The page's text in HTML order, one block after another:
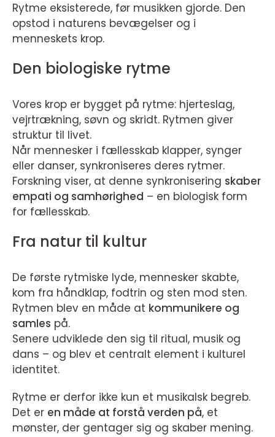
Rytme eksisterede, før musikken gjorde. Den
opstod i naturens bevægelser og i
menneskets krop.
Den biologiske rytme
Vores krop er bygget på rytme: hjerteslag,
vejrtrækning, søvn og skridt. Rytmen giver
struktur til livet.
Når mennesker i fællesskab klapper, synger
eller danser, synkroniseres deres rytmer.
Forskning viser, at denne synkronisering skaber
empati og samhørighed – en biologisk form
for fællesskab.
Fra natur til kultur
De første rytmiske lyde, mennesker skabte,
kom fra håndklap, fodtrin og sten mod sten.
Rytmen blev en måde at kommunikere og
samles på.
Senere udviklede den sig til ritual, musik og
dans – og blev et centralt element i kulturel
identitet.
Rytme er derfor ikke kun et musikalsk begreb.
Det er en måde at forstå verden på, et
mønster, der gentager sig og skaber mening.